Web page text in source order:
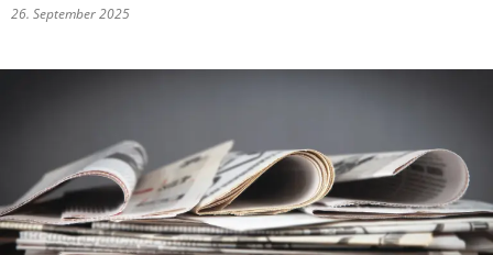
26. September 2025